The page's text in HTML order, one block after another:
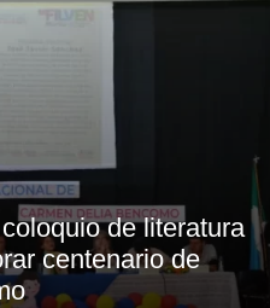
de literatura
centenario de